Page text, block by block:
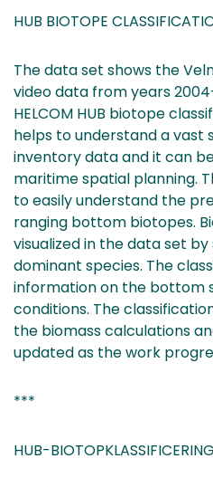
HUB BIOTOPE
The data set shows the
video data from years
HELCOM HUB biotope
helps to understand a
inventory data and it can
maritime spatial planning.
to easily understand the
ranging bottom biotopes.
visualized in the data set
dominant species. The
information on the bottom
conditions. The
the biomass calculations
updated as the work
***
HUB-